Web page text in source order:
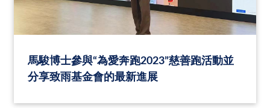
馬駿博士參與“為愛奔跑2023”慈善跑活動並
分享致雨基金會的最新進展